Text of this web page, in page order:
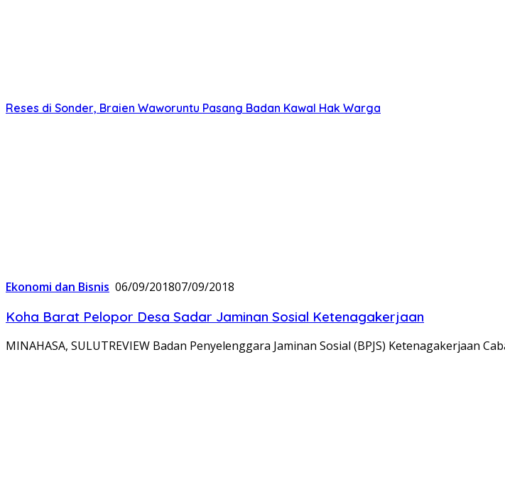
Reses di Sonder, Braien Waworuntu Pasang Badan Kawal Hak Warga
Ekonomi dan Bisnis 06/09/201807/09/2018
Koha Barat Pelopor Desa Sadar Jaminan Sosial Ketenagakerjaan
MINAHASA, SULUTREVIEW Badan Penyelenggara Jaminan Sosial (BPJS) Ketenagakerjaan